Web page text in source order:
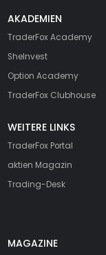
AKADEMIEN
TraderFox Academy
SheInvest
Option Academy
TraderFox Clubhouse
WEITERE LINKS
TraderFox Portal
aktien Magazin
Trading-Desk
MAGAZINE